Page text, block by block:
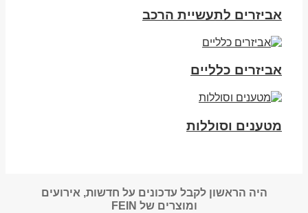
אביזרים לתעשיית הרכב
אביזרים כלליים
מטענים וסוללות
היה הראשון לקבל עדכונים על חדשות, אירועים
ומוצרים של FEIN